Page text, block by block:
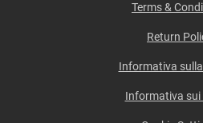
Terms &
Return
Informativa
Informativa sui